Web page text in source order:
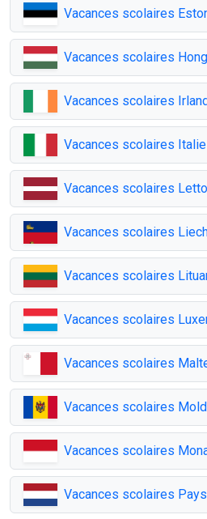
Vacances scolaires
Vacances scolaires
Vacances scolaires
Vacances scolaires Italie
Vacances scolaires
Vacances scolaires
Vacances scolaires
Vacances scolaires
Vacances scolaires
Vacances scolaires
Vacances scolaires
Vacances scolaires